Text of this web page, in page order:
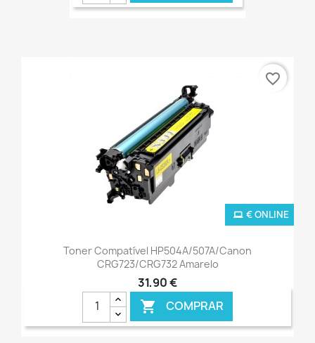
Toner Compatível HP504A/507A/Canon
CRG723/CRG732 Amarelo
31,90 €
 COMPRAR
€ ONLINE
favorite_border